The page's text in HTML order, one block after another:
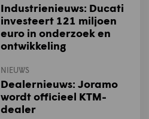
Industrienieuws: Ducati
investeert 121 miljoen
euro in onderzoek en
ontwikkeling
NIEUWS
Dealernieuws: Joramo
wordt officieel KTM-
dealer